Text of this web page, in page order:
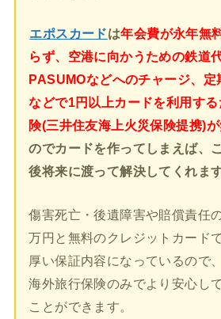
エポスカードは年会費が永年無
らず、空港に向かうための鉄道
PASUMOなどへのチャージ、定
などで1円以上カードを利用す
険(三井住友海上火災保険提携)
のでカードを作ってしまえば、
後将来に渡って解決してくれます
傷害死亡・後遺障害や賠償責任
万円と無料のクレジットカード
厚い保証内容になっているので、
海外旅行保険のみでより安心し
ことができます。